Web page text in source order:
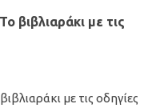
βιβλιαράκι με τις
με τις οδηγίες